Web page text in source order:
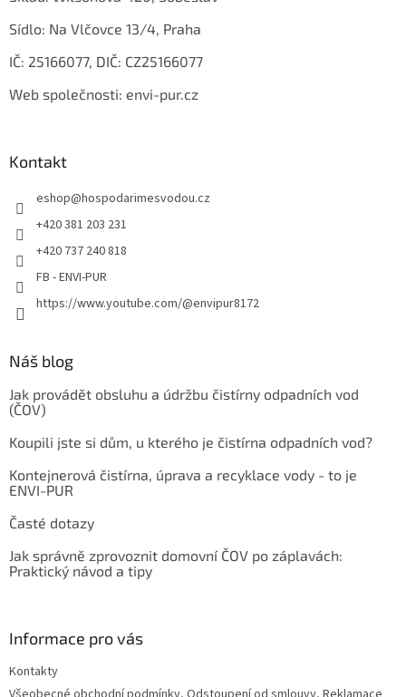
Sídlo: Na Vlčovce 13/4, Praha
IČ: 25166077, DIČ: CZ25166077
Web společnosti: envi-pur.cz
Kontakt
eshop@hospodarimesvodou.cz
+420 381 203 231
+420 737 240 818
FB - ENVI-PUR
https://www.youtube.com/@envipur8172
Náš blog
Jak provádět obsluhu a údržbu čistírny odpadních vod
(ČOV)
Koupili jste si dům, u kterého je čistírna odpadních vod?
Kontejnerová čistírna, úprava a recyklace vody - to je
ENVI-PUR
Časté dotazy
Jak správně zprovoznit domovní ČOV po záplavách:
Praktický návod a tipy
Informace pro vás
Kontakty